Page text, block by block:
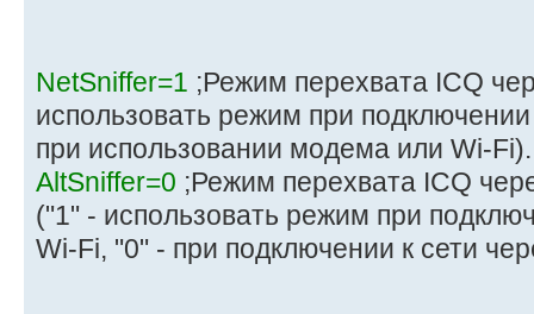
NetSniffer=1 ;Режим перехвата ICQ
использовать режим при
при использовании модема или Wi-Fi).
AltSniffer=0 ;Режим перехвата ICQ
("1" - использовать режим при
Wi-Fi, "0" - при подключении к сети